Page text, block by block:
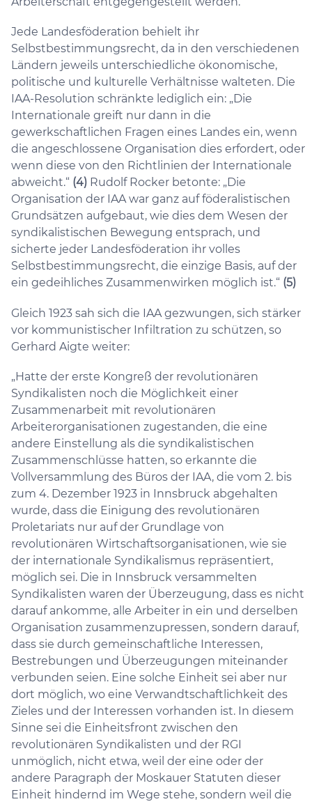
Jede Landesföderation behielt ihr
Selbstbestimmungsrecht, da in den verschiedenen
Ländern jeweils unterschiedliche ökonomische,
politische und kulturelle Verhältnisse walteten. Die
IAA-Resolution schränkte lediglich ein: „Die
Internationale greift nur dann in die
gewerkschaftlichen Fragen eines Landes ein, wenn
die angeschlossene Organisation dies erfordert, oder
wenn diese von den Richtlinien der Internationale
abweicht.“ (4) Rudolf Rocker betonte: „Die
Organisation der IAA war ganz auf föderalistischen
Grundsätzen aufgebaut, wie dies dem Wesen der
syndikalistischen Bewegung entsprach, und
sicherte jeder Landesföderation ihr volles
Selbstbestimmungsrecht, die einzige Basis, auf der
ein gedeihliches Zusammenwirken möglich ist.“ (5)
Gleich 1923 sah sich die IAA gezwungen, sich stärker
vor kommunistischer Infiltration zu schützen, so
Gerhard Aigte weiter:
„Hatte der erste Kongreß der revolutionären
Syndikalisten noch die Möglichkeit einer
Zusammenarbeit mit revolutionären
Arbeiterorganisationen zugestanden, die eine
andere Einstellung als die syndikalistischen
Zusammenschlüsse hatten, so erkannte die
Vollversammlung des Büros der IAA, die vom 2. bis
zum 4. Dezember 1923 in Innsbruck abgehalten
wurde, dass die Einigung des revolutionären
Proletariats nur auf der Grundlage von
revolutionären Wirtschaftsorganisationen, wie sie
der internationale Syndikalismus repräsentiert,
möglich sei. Die in Innsbruck versammelten
Syndikalisten waren der Überzeugung, dass es nicht
darauf ankomme, alle Arbeiter in ein und derselben
Organisation zusammenzupressen, sondern darauf,
dass sie durch gemeinschaftliche Interessen,
Bestrebungen und Überzeugungen miteinander
verbunden seien. Eine solche Einheit sei aber nur
dort möglich, wo eine Verwandtschaftlichkeit des
Zieles und der Interessen vorhanden ist. In diesem
Sinne sei die Einheitsfront zwischen den
revolutionären Syndikalisten und der RGI
unmöglich, nicht etwa, weil der eine oder der
andere Paragraph der Moskauer Statuten dieser
Einheit hindernd im Wege stehe, sondern weil die